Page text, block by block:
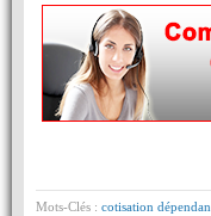
Mots-Clés : cotisation